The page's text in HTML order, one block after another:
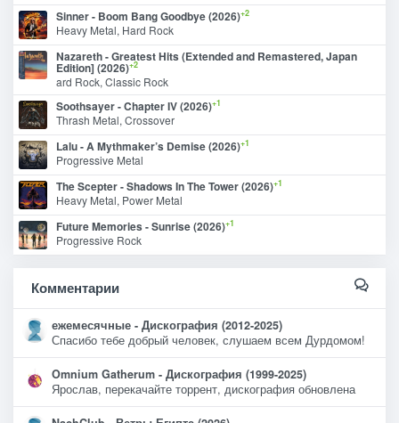
Sinner - Boom Bang Goodbye (2026)+2
Heavy Metal, Hard Rock
Nazareth - Greatest Hits (Extended and Remastered, Japan
Edition] (2026)+2
ard Rock, Classic Rock
Soothsayer - Chapter IV (2026)+1
Thrash Metal, Crossover
Lalu - A Mythmaker’s Demise (2026)+1
Progressive Metal
The Scepter - Shadows In The Tower (2026)+1
Heavy Metal, Power Metal
Future Memories - Sunrise (2026)+1
Progressive Rock
Комментарии
ежемесячные - Дискография (2012-2025)
Спасибо тебе добрый человек, слушаем всем Дурдомом!
Omnium Gatherum - Дискография (1999-2025)
Ярослав, перекачайте торрент, дискография обновлена